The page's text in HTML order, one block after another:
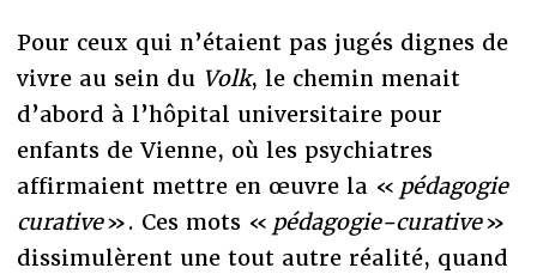
Pour ceux qui n’étaient pas jugés dignes de
vivre au sein du Volk, le chemin menait
d’abord à l’hôpital universitaire pour
enfants de Vienne, où les psychiatres
affirmaient mettre en œuvre la « pédagogie
curative». Ces mots « pédagogie-curative»
dissimulèrent une tout autre réalité, quand